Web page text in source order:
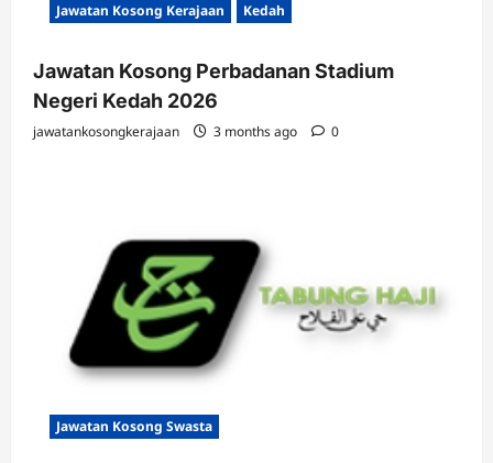
Jawatan Kosong Kerajaan Kedah
Jawatan Kosong Perbadanan Stadium
Negeri Kedah 2026
jawatankosongkerajaan 3 months ago 0
Jawatan Kosong Swasta